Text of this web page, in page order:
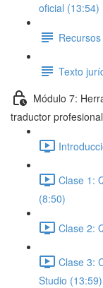
oficial (13:54)
Texto
Módulo 7:
traductor profesional
Clase 1:
(8:50)
Clase 2:
Clase 3:
Studio (13:59)